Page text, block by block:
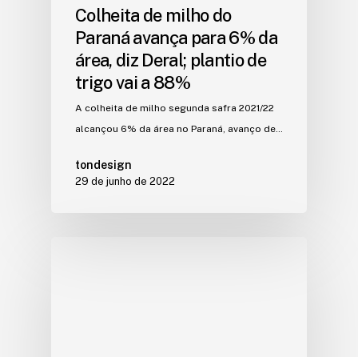
Colheita de milho do
Paraná avança para 6% da
área, diz Deral; plantio de
trigo vai a 88%
A colheita de milho segunda safra 2021/22
alcançou 6% da área no Paraná, avanço de…
tondesign
29 de junho de 2022